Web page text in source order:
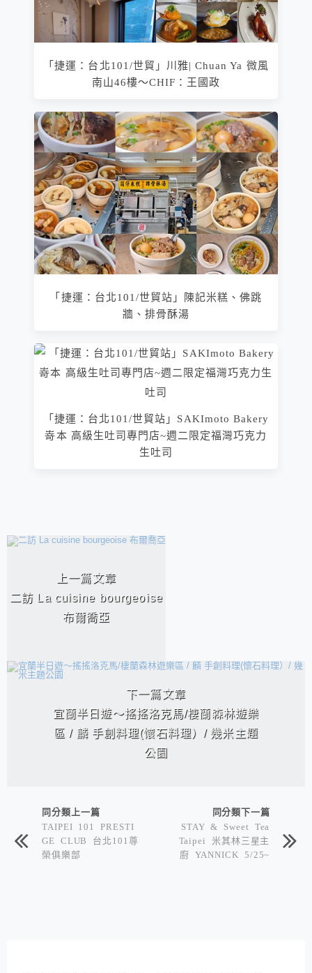
「捷運：台北101/世貿」川雅| Chuan Ya 微風
南山46樓～CHIF：王國政
「捷運：台北101/世貿站」陳記米糕、佛跳
牆、排骨酥湯
「捷運：台北101/世貿站」SAKImoto Bakery
嵜本 高級生吐司專門店~週二限定福灣巧克力
生吐司
相連文章
上一篇文章
二訪 La cuisine bourgeoise
布爾喬亞
下一篇文章
宜蘭半日遊～搖搖洛克馬/棲蘭森林遊樂
區 / 麟 手創料理(懷石料理）/ 幾米主題
公園
同分類上一篇
TAIPEI 101 PRESTI
GE CLUB 台北101尊
榮俱樂部
同分類下一篇
STAY & Sweet Tea
Taipei 米其林三星主
廚 YANNICK 5/25~